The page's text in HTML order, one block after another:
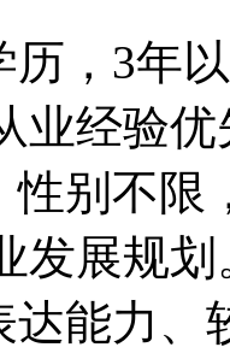
历，3年
业经验优
性别不
发展规划
达能力